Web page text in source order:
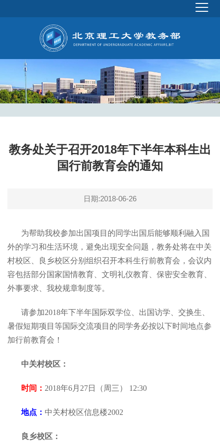
教务处关于召开2018年下半年本科生出
国行前教育会的通知
日期:2018-06-26
为帮助我校参加出国项目的同学出国后能够顺利融入国
外的学习和生活环境，避免出现安全问题，教务处将在中关
村校区、良乡校区分别组织召开本科生行前教育会，会议内
容包括部分国家国情教育、文明礼仪教育、保密安全教育、
外事要求、我校规章制度等。
请参加2018年下半年国际双学位、出国访学、交换生、
暑假短期项目等国际交流项目的同学务必按以下时间地点参
加行前教育会！
中关村校区：
时间： 2018年6月27日（周三） 12:30
地点： 中关村校区信息楼2002
良乡校区：